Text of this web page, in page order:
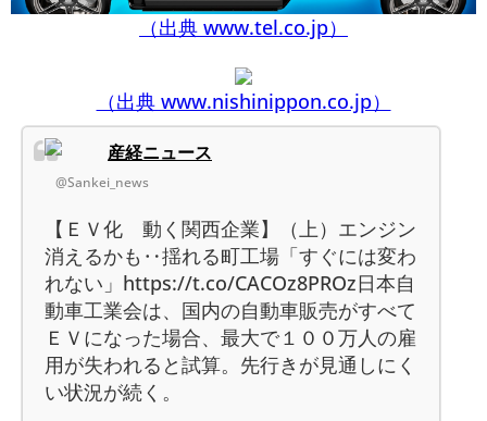
（出典 www.tel.co.jp）
（出典 www.nishinippon.co.jp）
産経ニュース
@Sankei_news
【ＥＶ化 動く関西企業】（上）エンジン
消えるかも‥揺れる町工場「すぐには変わ
れない」https://t.co/CACOz8PROz日本自
動車工業会は、国内の自動車販売がすべて
ＥＶになった場合、最大で１００万人の雇
用が失われると試算。先行きが見通しにく
い状況が続く。